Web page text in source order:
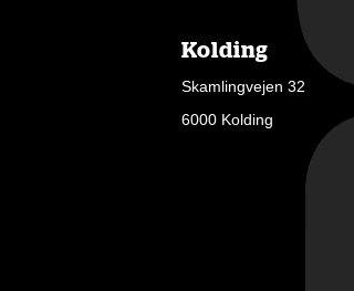
Kolding
Skamlingvejen 32
6000 Kolding